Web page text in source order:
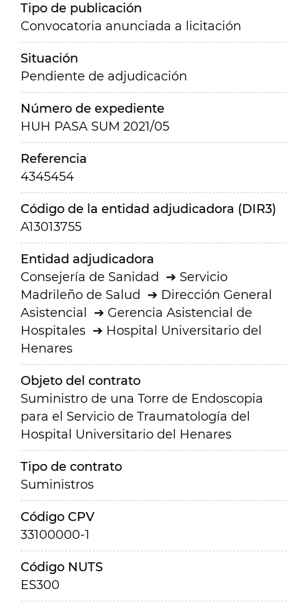
Tipo de publicación
Convocatoria anunciada a licitación
Situación
Pendiente de adjudicación
Número de expediente
HUH PASA SUM 2021/05
Referencia
4345454
Código de la entidad adjudicadora (DIR3)
A13013755
Entidad adjudicadora
Consejería de Sanidad
Servicio
Madrileño de Salud
Dirección General
Asistencial
Gerencia Asistencial de
Hospitales
Hospital Universitario del
Henares
Objeto del contrato
Suministro de una Torre de Endoscopia
para el Servicio de Traumatología del
Hospital Universitario del Henares
Tipo de contrato
Suministros
Código CPV
33100000-1
Código NUTS
ES300